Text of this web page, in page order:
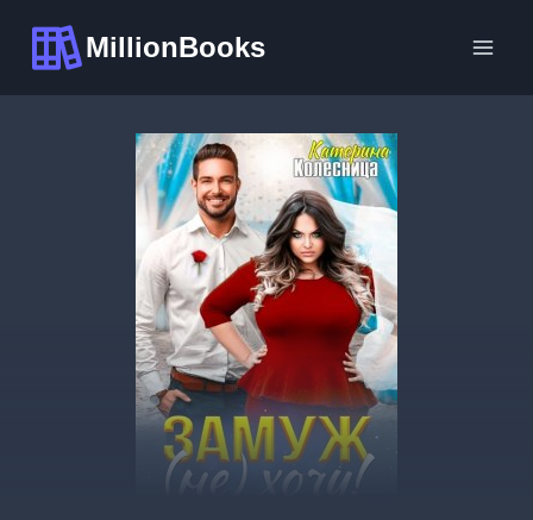
содержимому
MillionBooks